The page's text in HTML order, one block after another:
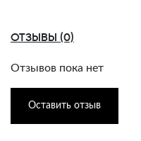
ОТЗЫВЫ (0)
Отзывов пока нет
Оставить отзыв